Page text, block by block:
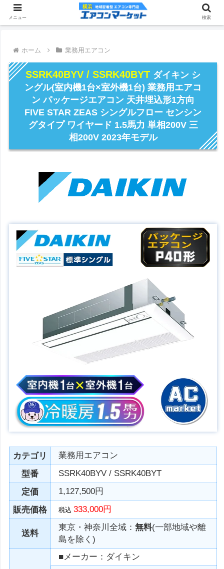
ホーム 業務用エアコン
SSRK40BYV / SSRK40BYT ダイキン シ
ングル(室内機1台×室外機1台) 業務用エアコ
ン パッケージエアコン 天井埋込形1方向
FIVE STAR ZEAS シングルフロー センシン
グタイプ ワイヤード 1.5馬力 単相200V 三
相200V 2023年モデル
カテゴリ
業務用エアコン
型番
SSRK40BYV / SSRK40BYT
定価
1,127,500円
販売価格
税込333,000円
送料
東京・神奈川全域：無料(一部地域や離
島を除く)
■メーカー：ダイキン
メニュー 検索